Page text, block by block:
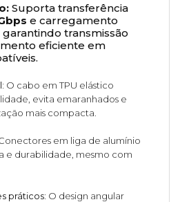
Suporta transferência
e carregamento
garantindo transmissão
eficiente em
O cabo em TPU elástico
evita emaranhados e
mais compacta.
em liga de alumínio
e durabilidade, mesmo com
práticos: O design angular